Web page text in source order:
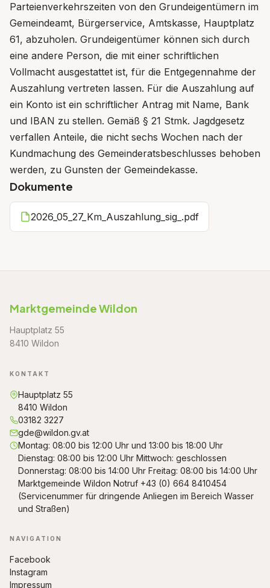
Parteienverkehrszeiten von den Grundeigentümern im
Gemeindeamt, Bürgerservice, Amtskasse, Hauptplatz
61, abzuholen. Grundeigentümer können sich durch
eine andere Person, die mit einer schriftlichen
Vollmacht ausgestattet ist, für die Entgegennahme der
Auszahlung vertreten lassen. Für die Auszahlung auf
ein Konto ist ein schriftlicher Antrag mit Name, Bank
und IBAN zu stellen. Gemäß § 21 Stmk. Jagdgesetz
verfallen Anteile, die nicht sechs Wochen nach der
Kundmachung des Gemeinderatsbeschlusses behoben
werden, zu Gunsten der Gemeindekasse.
Dokumente
2026_05_27_Km_Auszahlung_sig_.pdf
Marktgemeinde Wildon
Hauptplatz 55
8410 Wildon
KONTAKT
Hauptplatz 55
8410 Wildon
03182 3227
gde@wildon.gv.at
Montag: 08:00 bis 12:00 Uhr und 13:00 bis 18:00 Uhr
Dienstag: 08:00 bis 12:00 Uhr Mittwoch: geschlossen
Donnerstag: 08:00 bis 14:00 Uhr Freitag: 08:00 bis 14:00 Uhr
Marktgemeinde Wildon Notruf +43 (0) 664 8410454
(Servicenummer für dringende Anliegen im Bereich Wasser
und Straßen)
NAVIGATION
Facebook
Instagram
Impressum